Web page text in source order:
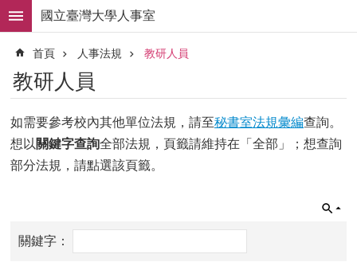
跳到主要內容區塊
進
階
搜
尋
求
職
徵
才
掌
國立臺灣大學人事室
首頁 人事法規 教研人員
教研人員
如需要參考校內其他單位法規，請至秘書室法規彙編查詢。
想以 關鍵字查詢全部法規，頁籤請維持在「全部」；想查詢
部分法規，請點選該頁籤。